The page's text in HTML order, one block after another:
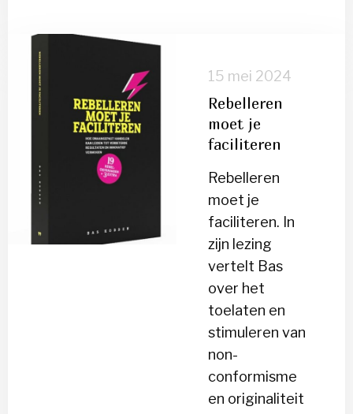
15 mei 2024
Rebelleren
moet je
faciliteren
Rebelleren
moet je
faciliteren. In
zijn lezing
vertelt Bas
over het
toelaten en
stimuleren van
non-
conformisme
en originaliteit
meer
Rebelleren
faciliteren